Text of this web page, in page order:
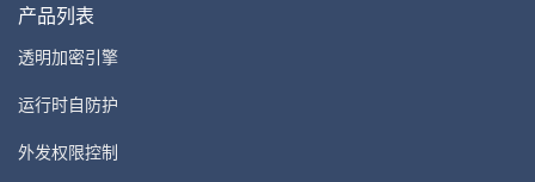
产品列表
透明加密引擎
运行时自防护
外发权限控制